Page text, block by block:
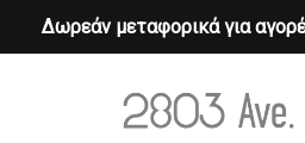
Δωρεάν μεταφορικά για